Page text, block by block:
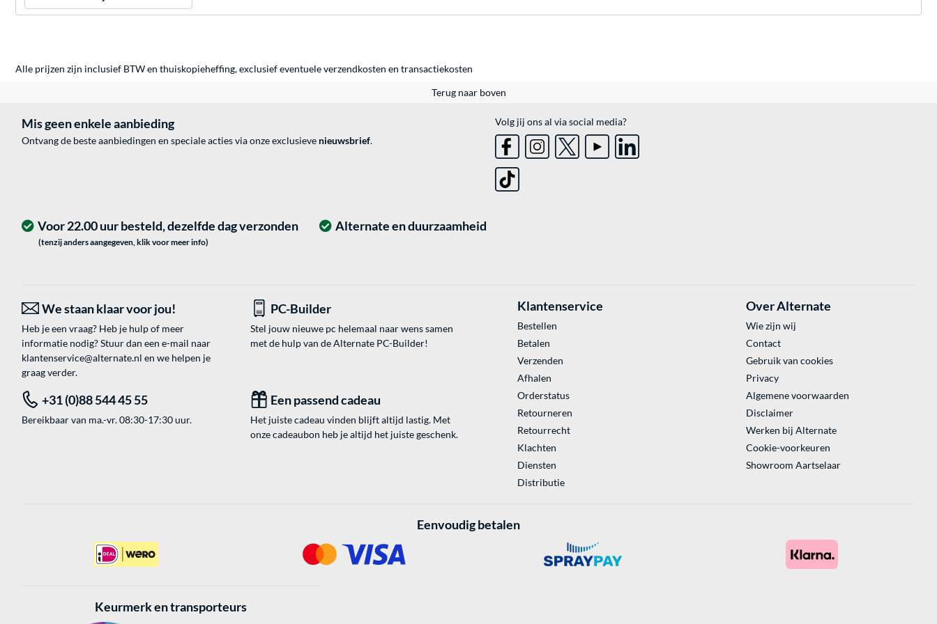
Alle prijzen zijn inclusief BTW en thuiskopieheffing, exclusief eventueleverzendkosten en transactiekosten
Terug naar boven
Mis geen enkele aanbieding
Ontvang de beste aanbiedingen en speciale acties via onze exclusieve nieuwsbrief.
Volg jij ons al via social media?
Alternate en duurzaamheid
Voor 22.00 uur besteld, dezelfde dag verzonden
(tenzij anders aangegeven, klik voor meer info)
We staan klaar voor jou!
Heb je een vraag? Heb je hulp of meer
informatie nodig? Stuur dan een e-mail naar
klantenservice@alternate.nl en we helpen je
graag verder.
PC-Builder
Stel jouw nieuwe pc helemaal naar wens samen
met de hulp van de Alternate PC-Builder!
+31 (0)88 544 45 55
Bereikbaar van ma.-vr. 08:30-17:30 uur.
Een passend cadeau
Het juiste cadeau vinden blijft altijd lastig. Met
onze cadeaubon heb je altijd het juiste geschenk.
Klantenservice
Bestellen
Betalen
Verzenden
Afhalen
Orderstatus
Retourneren
Retourrecht
Klachten
Diensten
Distributie
Over Alternate
Wie zijn wij
Contact
Gebruik van cookies
Privacy
Algemene voorwaarden
Disclaimer
Werken bij Alternate
Cookie-voorkeuren
Showroom Aartselaar
Eenvoudig betalen
Keurmerk en transporteurs